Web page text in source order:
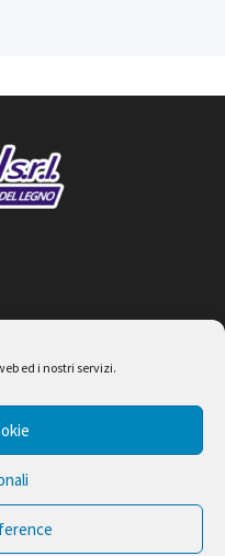
ed i nostri servizi.